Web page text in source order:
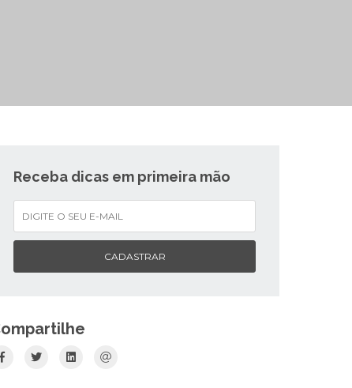
Receba dicas em primeira mão
CADASTRAR